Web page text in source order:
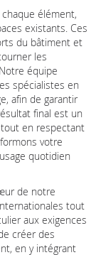
élément,
existants. Ces
du bâtiment et
les
équipe
spécialistes en
afin de garantir
final est un
en respectant
votre
quotidien
de notre
tout
aux exigences
créer des
en y intégrant